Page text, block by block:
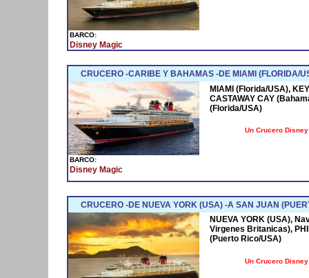
BARCO:
Disney Magic
CRUCERO -CARIBE Y BAHAMAS -DE MIAMI (FLORIDA/
BARCO:
Disney Magic
MIAMI (Florida/USA),
CASTAWAY CAY
(Florida/USA)
Un Crucero
CRUCERO -DE NUEVA YORK (USA) -A SAN JUAN
NUEVA YORK (USA),
Virgenes Britanicas),
(Puerto Rico/USA)
Un Crucero